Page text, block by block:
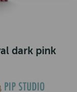
dark pink